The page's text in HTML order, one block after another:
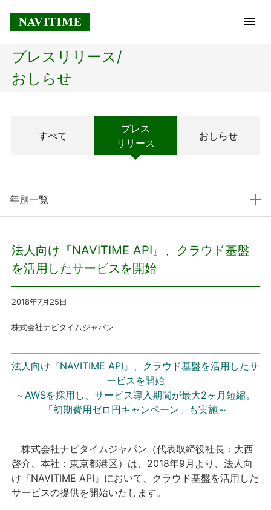
トップページ
経営理念
プレスリリース
プレスリリース
おしらせ
サービス
個人向けサービス
法人向けサービス
採用情報
English
プレスリリース/
おしらせ
すべて
プレス
リリース
おしらせ
年別一覧
法人向け『NAVITIME API』、クラウド基盤
を活用したサービスを開始
2018年7月25日
株式会社ナビタイムジャパン
法人向け『NAVITIME API』、クラウド基盤を活用したサ
ービスを開始
～AWSを採用し、サービス導入期間が最大2ヶ月短縮。
「初期費用ゼロ円キャンペーン」も実施～
株式会社ナビタイムジャパン（代表取締役社長：大西
啓介、本社：東京都港区）は、2018年9月より、法人向
け『NAVITIME API』において、クラウド基盤を活用した
サービスの提供を開始いたします。